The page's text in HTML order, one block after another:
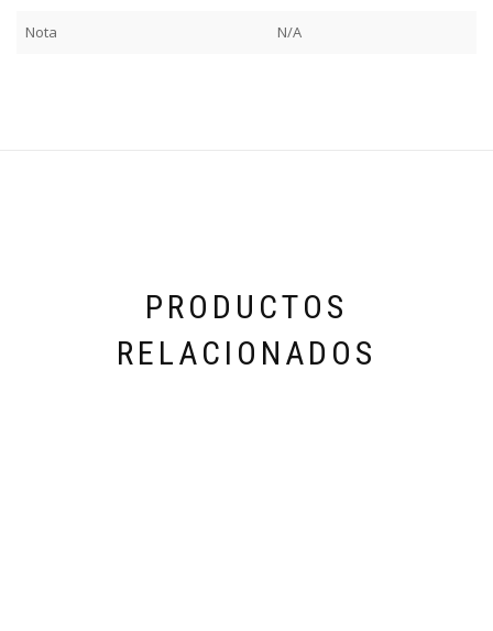
Nota N/A
PRODUCTOS
RELACIONADOS